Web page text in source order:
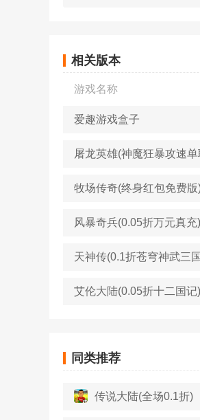
相关版本
游戏名称
爱趣游戏盒子
屠龙英雄(神魔狂暴攻速单
牧场传奇(终身红包免费版
风暴奇兵(0.05折万元真充)
天神传(0.1折苍穹神武三
艾伦大陆(0.05折十二国记)
同类推荐
传说大陆(全场0.1折)